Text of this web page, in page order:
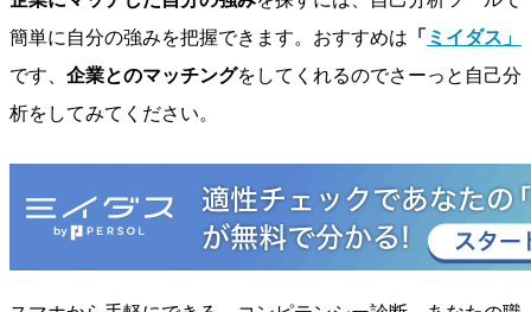
簡単に自分の強みを把握できます。おすすめは 「 ミイダス」
です、 企業とのマッチングをしてくれるのでさーっと自己分
析をしてみてください。